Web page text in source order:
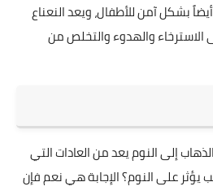
بشكل آمن للأطفال، ويعد النعناع
والهدوء والتخلص من
إلى النوم يعد من العادات التي
يؤثر على النوم؟ الإجابة هي نعم فإن